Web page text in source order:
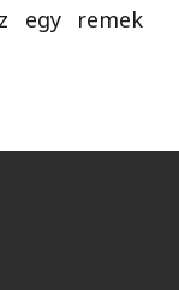
egy remek